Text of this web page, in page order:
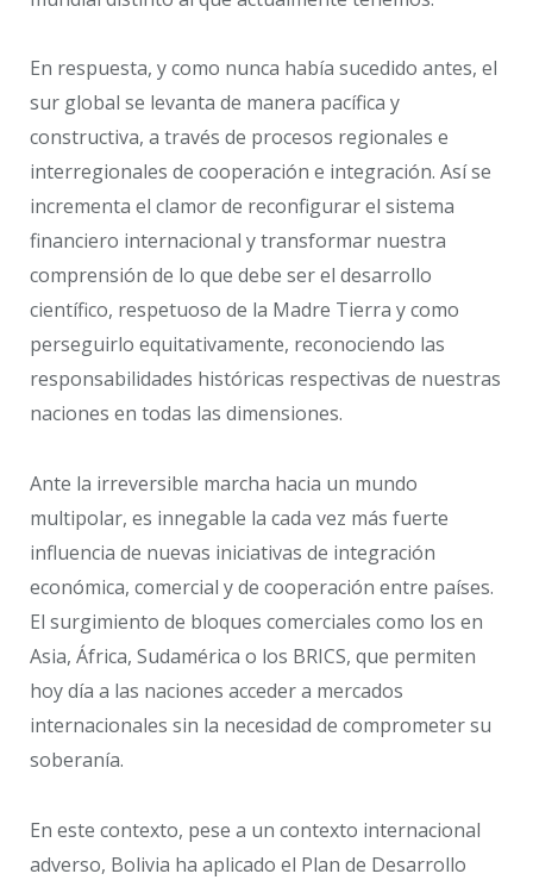
En respuesta, y como nunca había sucedido antes, el
sur global se levanta de manera pacífica y
constructiva, a través de procesos regionales e
interregionales de cooperación e integración. Así se
incrementa el clamor de reconfigurar el sistema
financiero internacional y transformar nuestra
comprensión de lo que debe ser el desarrollo
científico, respetuoso de la Madre Tierra y como
perseguirlo equitativamente, reconociendo las
responsabilidades históricas respectivas de nuestras
naciones en todas las dimensiones.
Ante la irreversible marcha hacia un mundo
multipolar, es innegable la cada vez más fuerte
influencia de nuevas iniciativas de integración
económica, comercial y de cooperación entre países.
El surgimiento de bloques comerciales como los en
Asia, África, Sudamérica o los BRICS, que permiten
hoy día a las naciones acceder a mercados
internacionales sin la necesidad de comprometer su
soberanía.
En este contexto, pese a un contexto internacional
adverso, Bolivia ha aplicado el Plan de Desarrollo